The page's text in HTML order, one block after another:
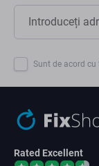
Sunt de acord
Rated Excellent